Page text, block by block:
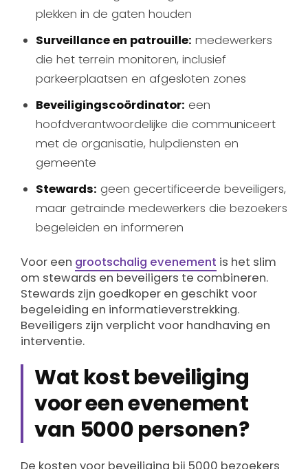
plekken in de gaten houden
Surveillance en patrouille: medewerkers
die het terrein monitoren, inclusief
parkeerplaatsen en afgesloten zones
Beveiligingscoördinator: een
hoofdverantwoordelijke die communiceert
met de organisatie, hulpdiensten en
gemeente
Stewards: geen gecertificeerde beveiligers,
maar getrainde medewerkers die bezoekers
begeleiden en informeren
Voor een grootschalig evenement is het slim
om stewards en beveiligers te combineren.
Stewards zijn goedkoper en geschikt voor
begeleiding en informatieverstrekking.
Beveiligers zijn verplicht voor handhaving en
interventie.
Wat kost beveiliging
voor een evenement
van 5000 personen?